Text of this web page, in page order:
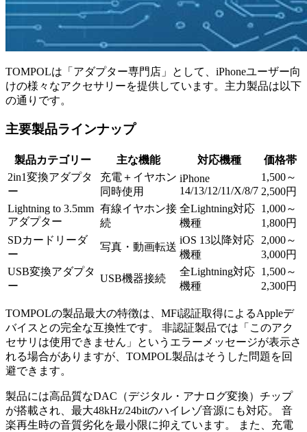
TOMPOLは「アダプター専門店」として、iPhoneユーザー向
けの様々なアクセサリーを提供しています。主力製品は以下
の通りです。
主要製品ラインナップ
製品カテゴリー 主な機能 対応機種
価格帯
2in1変換アダプタ
ー
充電＋イヤホン
同時使用
iPhone
14/13/12/11/X/8/7
1,500～
2,500円
Lightning to 3.5mm
アダプター
有線イヤホン接
続
全Lightning対応
機種
1,000～
1,800円
SDカードリーダ
ー
写真・動画転送
iOS 13以降対応
機種
2,000～
3,000円
USB変換アダプタ
ー
USB機器接続
全Lightning対応
機種
1,500～
2,300円
TOMPOLの製品最大の特徴は、MFi認証取得によるAppleデ
バイスとの完全な互換性です。 非認証製品では「このアク
セサリは使用できません」というエラーメッセージが表示さ
れる場合がありますが、TOMPOL製品はそうした問題を回
避できます。
製品には高品質なDAC（デジタル・アナログ変換）チップ
が搭載され、最大48kHz/24bitのハイレゾ音源にも対応。 音
楽再生時の音質劣化を最小限に抑えています。 また、充電